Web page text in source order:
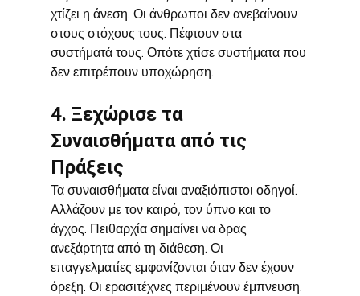
χτίζει η άνεση. Οι άνθρωποι δεν ανεβαίνουν
στους στόχους τους. Πέφτουν στα
συστήματά τους. Οπότε χτίσε συστήματα που
δεν επιτρέπουν υποχώρηση.
4. Ξεχώρισε τα
Συναισθήματα από τις
Πράξεις
Τα συναισθήματα είναι αναξιόπιστοι οδηγοί.
Αλλάζουν με τον καιρό, τον ύπνο και το
άγχος. Πειθαρχία σημαίνει να δρας
ανεξάρτητα από τη διάθεση. Οι
επαγγελματίες εμφανίζονται όταν δεν έχουν
όρεξη. Οι ερασιτέχνες περιμένουν έμπνευση.